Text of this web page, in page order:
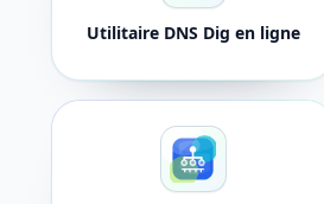
Utilitaire DNS Dig en ligne